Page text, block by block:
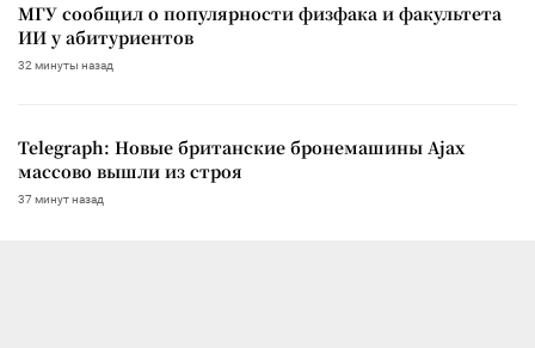
МГУ сообщил о популярности физфака и факультета
ИИ у абитуриентов
32 минуты назад
Telegraph: Новые британские бронемашины Ajax
массово вышли из строя
37 минут назад